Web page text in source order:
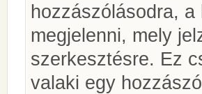
hozzászólásodra,
megjelenni, mely
szerkesztésre. Ez
valaki egy